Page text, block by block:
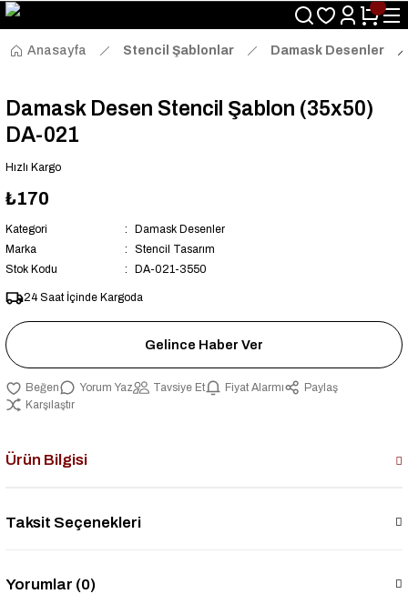
Size Özel "HG10" Kodu ile Sepette Hemen %10 İndirim Fırsatını
Kaçırmayın!
Anasayfa
Stencil Şablonlar Damask Desenler
Damask Desen Stencil Şablon (35x50)
DA-021
Hızlı Kargo
₺170
Kategori
Damask Desenler
Marka
Stencil Tasarım
Stok Kodu
DA-021-3550
24 Saat İçinde Kargoda
Gelince Haber Ver
Yorum Yaz Tavsiye Et Fiyat Alarmı
Paylaş
Karşılaştır
Ürün Bilgisi
Taksit Seçenekleri
Yorumlar (0)